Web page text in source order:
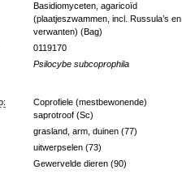
Basidiomyceten, agaricoïd
(plaatjeszwammen, incl. Russula’s en
verwanten) (Bag)
0119170
Psilocybe subcoprophila
Coprofiele (mestbewonende)
saprotroof (Sc)
grasland, arm, duinen (77)
uitwerpselen (73)
Gewervelde dieren (90)